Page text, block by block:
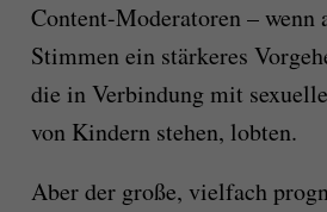
Content-Moderatoren – wenn
Stimmen ein stärkeres
die in Verbindung mit
von Kindern stehen, lobten.
Aber der große, vielfach